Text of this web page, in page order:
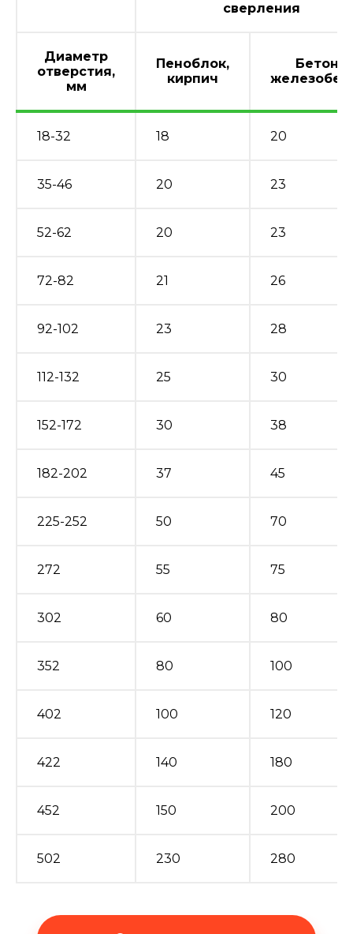
сверления
Диаметр
отверстия,
мм
Пеноблок,
кирпич
Бетон,
18-32 18 20
35-46 20 23
52-62 20 23
72-82 21 26
92-102 23 28
112-132 25 30
152-172 30 38
182-202 37 45
225-252 50 70
272 55 75
302 60 80
352 80 100
402 100 120
422 140 180
452 150 200
502 230 280